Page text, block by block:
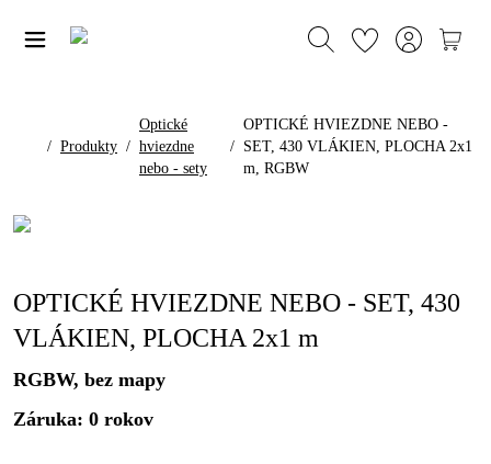
/ Produkty /
Optické
hviezdne
nebo - sety
/
OPTICKÉ HVIEZDNE NEBO -
SET, 430 VLÁKIEN, PLOCHA 2x1
m, RGBW
OPTICKÉ HVIEZDNE NEBO - SET, 430
VLÁKIEN, PLOCHA 2x1 m
RGBW, bez mapy
Záruka: 0 rokov